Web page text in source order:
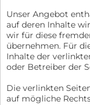
Unser Angebot
auf deren Inhalte
wir für diese
übernehmen. Für
Inhalte der
oder Betreiber der
Die verlinkten
auf mögliche